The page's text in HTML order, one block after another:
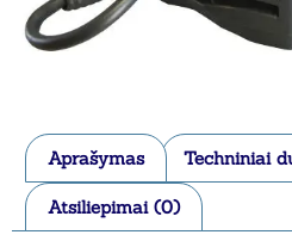
Aprašymas Techniniai
Atsiliepimai (0)